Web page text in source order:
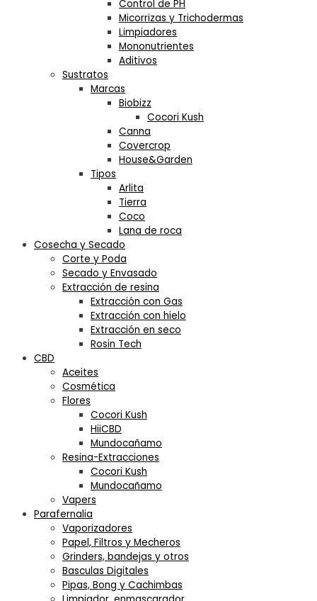
Control de PH
Micorrizas y Trichodermas
Limpiadores
Mononutrientes
Aditivos
Sustratos
Marcas
Biobizz
Cocori Kush
Canna
Covercrop
House&Garden
Tipos
Arlita
Tierra
Coco
Lana de roca
Cosecha y Secado
Corte y Poda
Secado y Envasado
Extracción de resina
Extracción con Gas
Extracción con hielo
Extracción en seco
Rosin Tech
CBD
Aceites
Cosmética
Flores
Cocori Kush
HiiCBD
Mundocañamo
Resina-Extracciones
Cocori Kush
Mundocañamo
Vapers
Parafernalia
Vaporizadores
Papel, Filtros y Mecheros
Grinders, bandejas y otros
Basculas Digitales
Pipas, Bong y Cachimbas